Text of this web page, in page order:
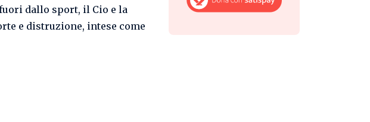
dallo sport, il Cio e la
e distruzione, intese come